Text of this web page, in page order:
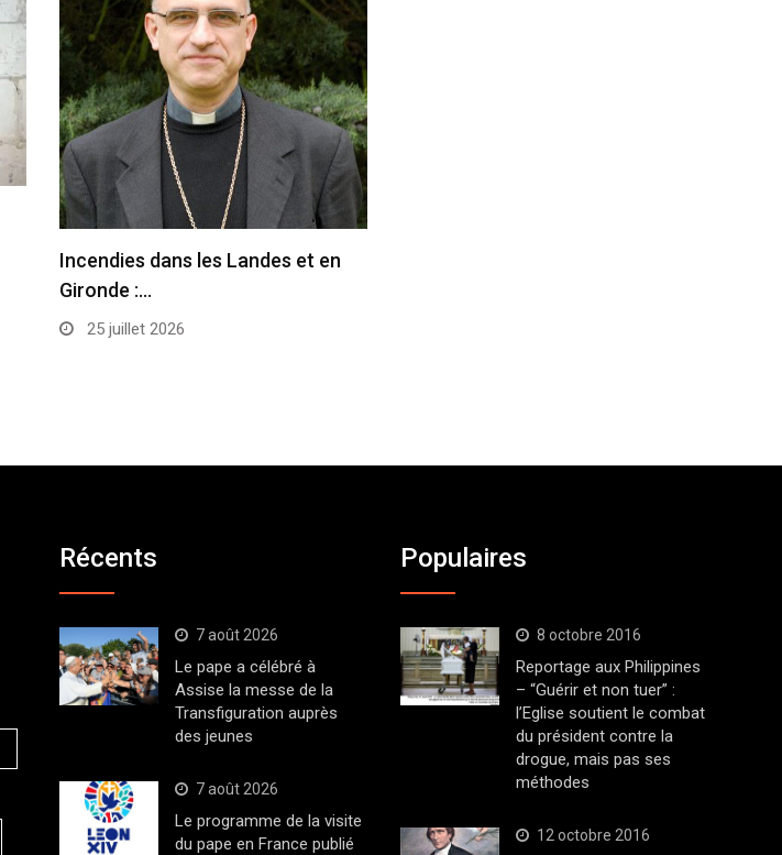
Incendies dans les Landes et en
Gironde :…
25 juillet 2026
Récents
7 août 2026
Le pape a célébré à
Assise la messe de la
Transfiguration auprès
des jeunes
7 août 2026
Le programme de la visite
du pape en France publié
Populaires
8 octobre 2016
Reportage aux Philippines
– “Guérir et non tuer” :
l’Eglise soutient le combat
du président contre la
drogue, mais pas ses
méthodes
12 octobre 2016